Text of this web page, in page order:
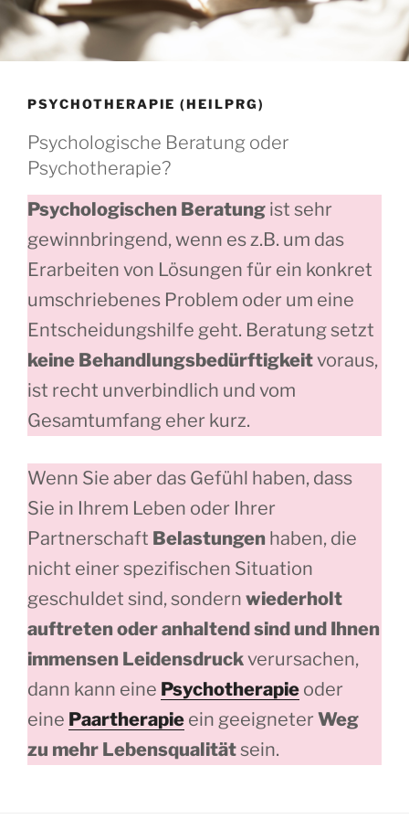
PSYCHOTHERAPIE (HEILPRG)
Psychologische Beratung oder
Psychotherapie?
Psychologischen Beratung ist sehr
gewinnbringend, wenn es z.B. um das
Erarbeiten von Lösungen für ein konkret
umschriebenes Problem oder um eine
Entscheidungshilfe geht. Beratung setzt
keine Behandlungsbedürftigkeitvoraus,
ist recht unverbindlich und vom
Gesamtumfang eher kurz.
Wenn Sie aber das Gefühl haben, dass
Sie in Ihrem Leben oder Ihrer
Partnerschaft Belastungen haben, die
nicht einer spezifischen Situation
geschuldet sind, sondern wiederholt
auftreten oder anhaltend sind und Ihnen
immensen Leidensdruckverursachen,
dann kann eine Psychotherapie oder
eine Paartherapie ein geeigneter Weg
zu mehr Lebensqualitätsein.